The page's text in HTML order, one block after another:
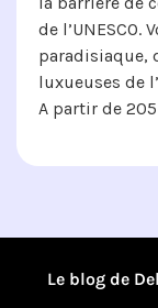
de
paradisiaque,
luxueuses de
A partir de
Le blog de